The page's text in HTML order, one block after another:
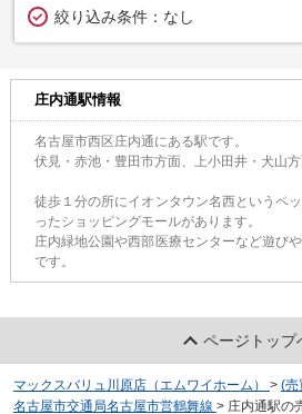
絞り込み条件： なし
庄内通駅情報
名古屋市西区庄内通にある駅です。
伏見・赤池・豊田市方面、上小田井・犬山方
徒歩１分の所にイオンタウン名西というペ
ったショッピングモールがあります。
庄内緑地公園や西部医療センターなど遊び
です。
ページトップ
マックスバリュ川原店（エムワイホーム） > (売
名古屋市交通局名古屋市営鶴舞線 > 庄内通駅の